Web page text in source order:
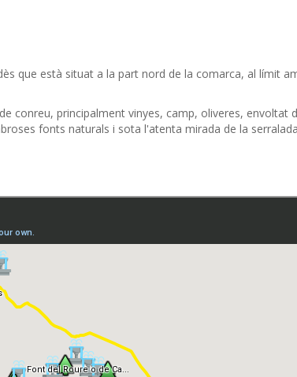
que està situat a la part nord de la comarca, al límit
conreu, principalment vinyes, camp, oliveres, envoltat
fonts naturals i sota l'atenta mirada de la